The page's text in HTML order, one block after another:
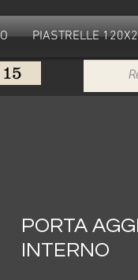
PIASTRELLE
PORTA
INTERNO